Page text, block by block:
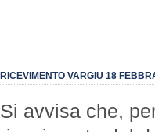
RICEVIMENTO VARGIU 18
Si avvisa che,